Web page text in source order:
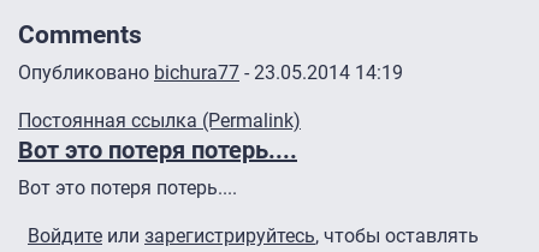
Comments
Опубликовано bichura77 - 23.05.2014 14:19
Постоянная ссылка (Permalink)
Вот это потеря потерь....
Вот это потеря потерь....
Войдите или зарегистрируйтесь, чтобы оставлять